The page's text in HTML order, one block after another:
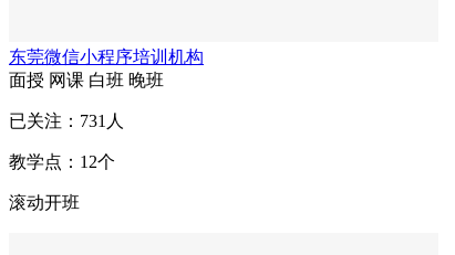
东莞微信小程序培训机构
面授 网课 白班 晚班
已关注： 731 人
教学点： 12个
滚动开班